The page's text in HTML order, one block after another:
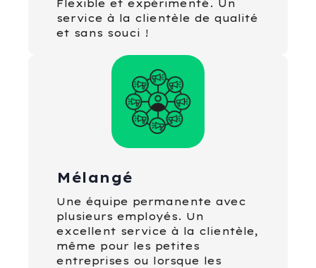
Flexible et expérimenté. Un
service à la clientèle de qualité
et sans souci !
Mélangé
Une équipe permanente avec
plusieurs employés. Un
excellent service à la clientèle,
même pour les petites
entreprises ou lorsque les